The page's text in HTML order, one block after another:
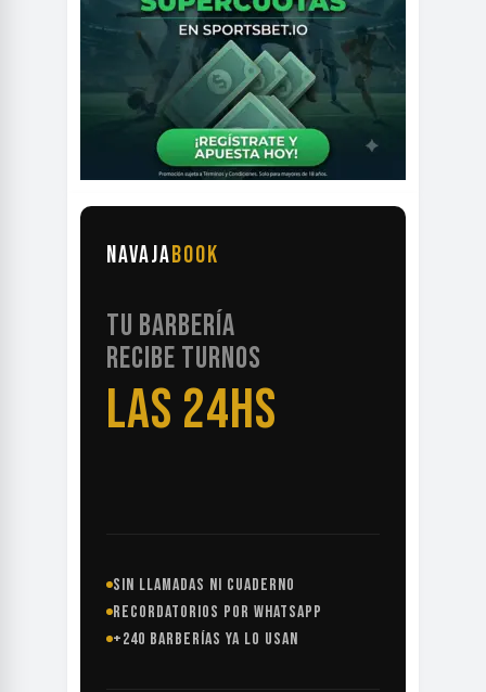
NAVAJABOOK
TU BARBERÍA
RECIBE TURNOS
LAS 24HS
SIN LLAMADAS NI CUADERNO
RECORDATORIOS POR WHATSAPP
+240 BARBERÍAS YA LO USAN